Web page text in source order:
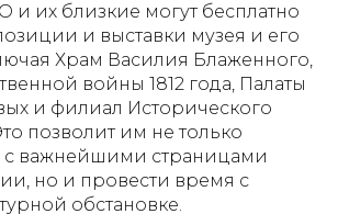
и их близкие могут бесплатно
и выставки музея и его
Храм Василия Блаженного,
войны 1812 года, Палаты
и филиал Исторического
позволит им не только
с важнейшими страницами
но и провести время с
обстановке.